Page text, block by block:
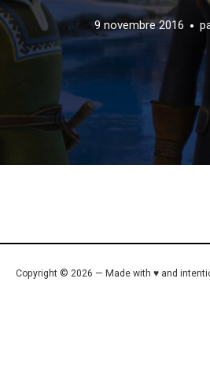
9 novembre 2016
Copyright © 2026 — Made with ♥ and